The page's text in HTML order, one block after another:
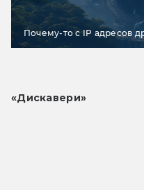
Почему-то с IP адресов
«Дискавери»